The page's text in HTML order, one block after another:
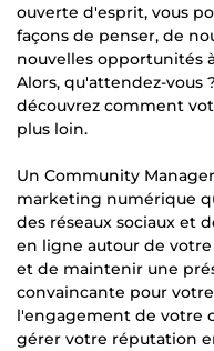
ouverte d'esprit, vous
façons de penser, de
nouvelles opportunités
Alors, qu'attendez-vous
découvrez comment
plus loin.
Un Community
marketing numérique
des réseaux sociaux et
en ligne autour de
et de maintenir une
convaincante pour
l'engagement de votre
gérer votre réputation